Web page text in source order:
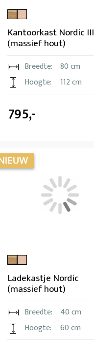
Kantoorkast Nordic III
(massief hout)
Breedte:
80 cm
Hoogte:
112 cm
795,-
Ladekastje Nordic
(massief hout)
Breedte:
40 cm
Hoogte:
60 cm